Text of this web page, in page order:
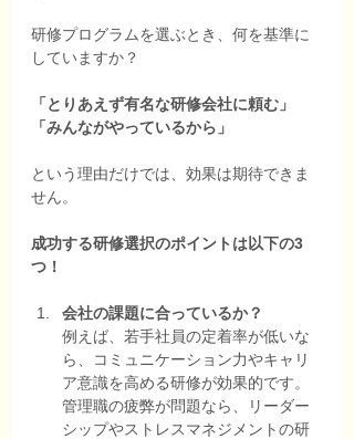
研修プログラムを選ぶとき、何を基準に
していますか？
「とりあえず有名な研修会社に頼む」
「みんながやっているから」
という理由だけでは、効果は期待できま
せん。
成功する研修選択のポイントは以下の3
つ！
会社の課題に合っているか？
例えば、若手社員の定着率が低いな
ら、コミュニケーション力やキャリ
ア意識を高める研修が効果的です。
管理職の疲弊が問題なら、リーダー
シップやストレスマネジメントの研